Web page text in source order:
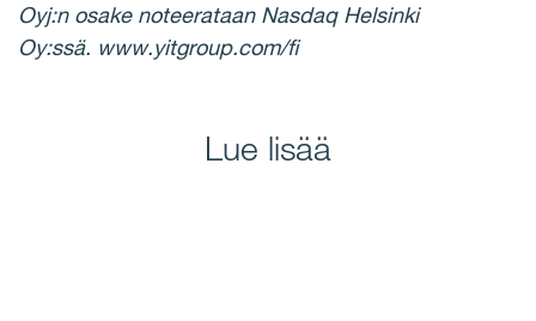
Oyj:n osake noteerataan Nasdaq Helsinki
Oy:ssä. www.yitgroup.com/fi
Lue lisää